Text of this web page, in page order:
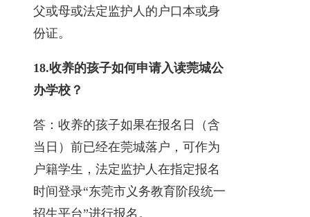
父或母或法定监护人的户口本或身
份证。
18.收养的孩子如何申请入读莞城公
办学校？
答：收养的孩子如果在报名日（含
当日）前已经在莞城落户，可作为
户籍学生，法定监护人在指定报名
时间登录“东莞市义务教育阶段统一
招生平台”进行报名。